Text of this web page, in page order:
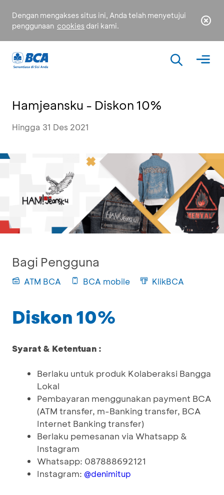
Dengan mengakses situs ini, Anda telah menyetujui
penggunaan cookies dari kami.
Hamjeansku - Diskon 10%
Hingga 31 Des 2021
Bagi Pengguna
ATM BCA BCA mobile KlikBCA
Diskon 10%
Syarat & Ketentuan :
Berlaku untuk produk Kolaberaksi Bangga
Lokal
Pembayaran menggunakan payment BCA
(ATM transfer, m-Banking transfer, BCA
Internet Banking transfer)
Berlaku pemesanan via Whatsapp &
Instagram
Whatsapp: 087888692121
Instagram: @denimitup